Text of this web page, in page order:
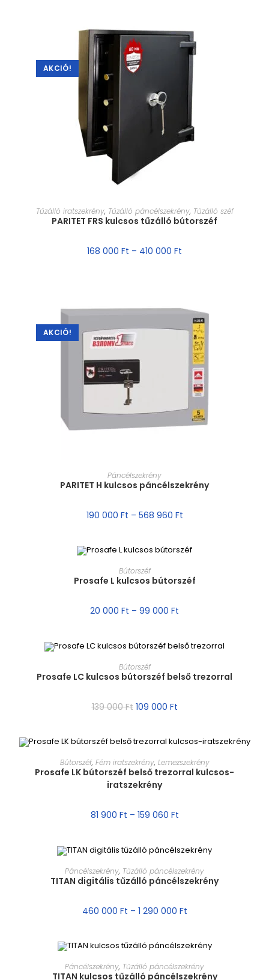
AKCIÓ!
MÉRET VÁLASZTÁSA
Tűzálló iratszekrény, Tűzálló páncélszekrény, Tűzálló széf
PARITET FRS kulcsos tűzálló bútorszéf
168 000 Ft – 410 000 Ft
AKCIÓ!
MÉRET VÁLASZTÁSA
Páncélszekrény
PARITET H kulcsos páncélszekrény
190 000 Ft – 568 960 Ft
MÉRET VÁLASZTÁSA
Bútorszéf
Prosafe L kulcsos bútorszéf
20 000 Ft – 99 000 Ft
MÉRET VÁLASZTÁSA
Bútorszéf
Prosafe LC kulcsos bútorszéf belső trezorral
139 000Ft 109 000 Ft
MÉRET VÁLASZTÁSA
Bútorszéf, Fém iratszekrény, Lemezszekrény
Prosafe LK bútorszéf belső trezorral kulcsos-
iratszekrény
81 900 Ft – 159 060 Ft
MÉRET VÁLASZTÁSA
Páncélszekrény, Tűzálló páncélszekrény
TITAN digitális tűzálló páncélszekrény
460 000 Ft – 1 290 000 Ft
MÉRET VÁLASZTÁSA
Páncélszekrény, Tűzálló páncélszekrény
TITAN kulcsos tűzálló páncélszekrény